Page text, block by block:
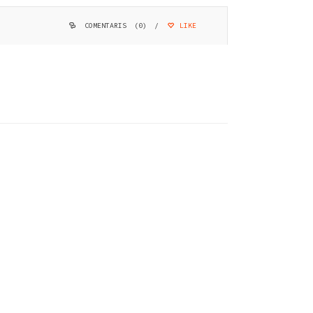
LIKE
COMENTARIS (0) /